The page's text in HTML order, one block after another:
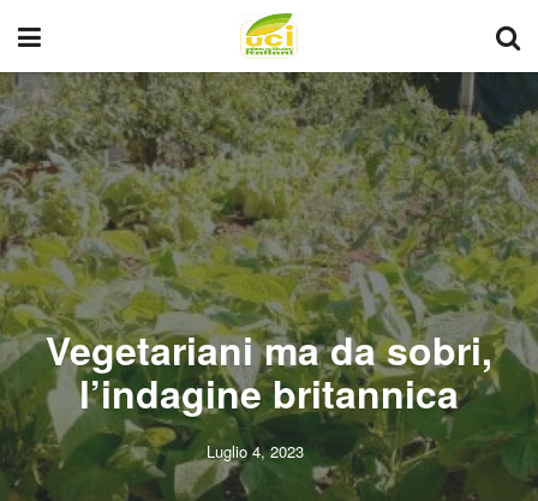
Vegetariani ma da sobri,
l’indagine britannica
Luglio 4, 2023